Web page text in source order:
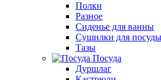
Полки
Разное
Сиденье для ванны
Сушилки для
Тазы
Посуда
Дуршлаг